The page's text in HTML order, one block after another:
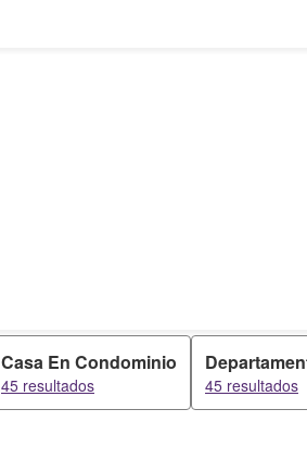
Casa En Condominio
45 resultados 45 resultados